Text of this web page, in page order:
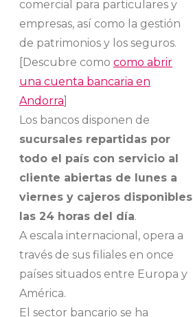
comercial para particulares y
empresas, así como la gestión
de patrimonios y los seguros.
[Descubre como como abrir
una cuenta bancaria en
Andorra]
Los bancos disponen de
sucursales repartidas por
todo el país con servicio al
cliente abiertas de lunes a
viernes y cajeros disponibles
las 24 horas del día.
A escala internacional, opera a
través de sus filiales en once
países situados entre Europa y
América.
El sector bancario se ha